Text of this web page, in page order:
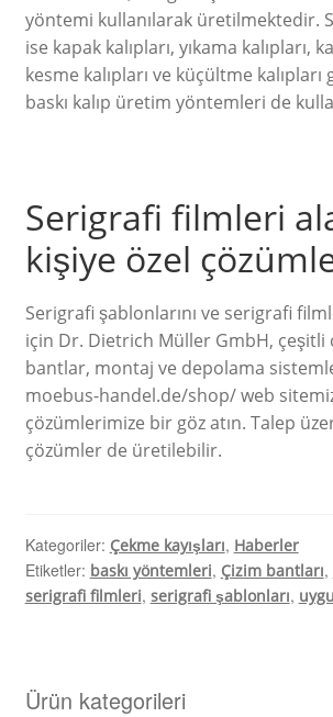
yöntemi kullanılarak üretilmektedir.
ise kapak kalıpları, yıkama kalıpları,
kesme kalıpları ve küçültme kalıpları
baskı kalıp üretim yöntemleri de
Serigrafi filmleri
kişiye özel
Serigrafi şablonlarını ve serigrafi
için Dr. Dietrich Müller GmbH, çeşitli
bantlar, montaj ve depolama
moebus-handel.de/shop/ web
çözümlerimize bir göz atın. Talep
çözümler de üretilebilir.
Kategoriler: Çekme kayışları, Haberler
Etiketler: baskı yöntemleri, Çizim bantları,
serigrafi filmleri, serigrafi şablonları,
Ürün kategorileri